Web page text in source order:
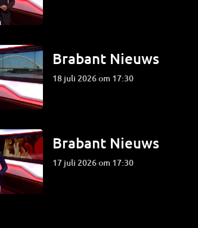
Brabant Nieuws
18 juli 2026 om 17:30
Brabant Nieuws
17 juli 2026 om 17:30